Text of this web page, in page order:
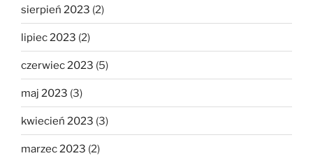
sierpień 2023 (2)
lipiec 2023 (2)
czerwiec 2023 (5)
maj 2023 (3)
kwiecień 2023 (3)
marzec 2023 (2)